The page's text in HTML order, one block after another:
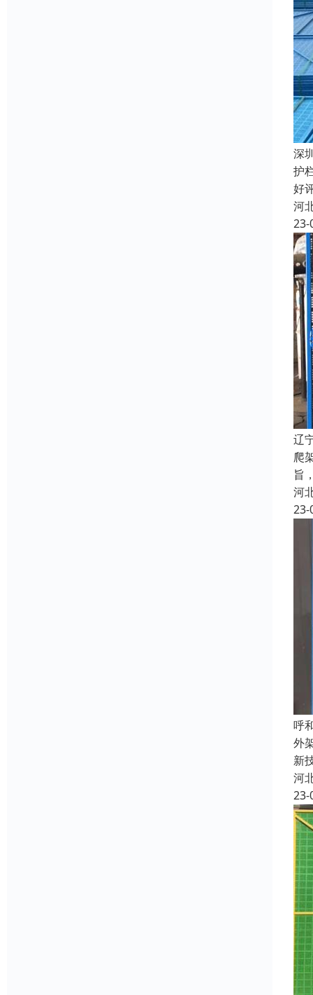
深
护
好
河
23-
辽
爬
旨
河
23-
呼
外
新
河
23-